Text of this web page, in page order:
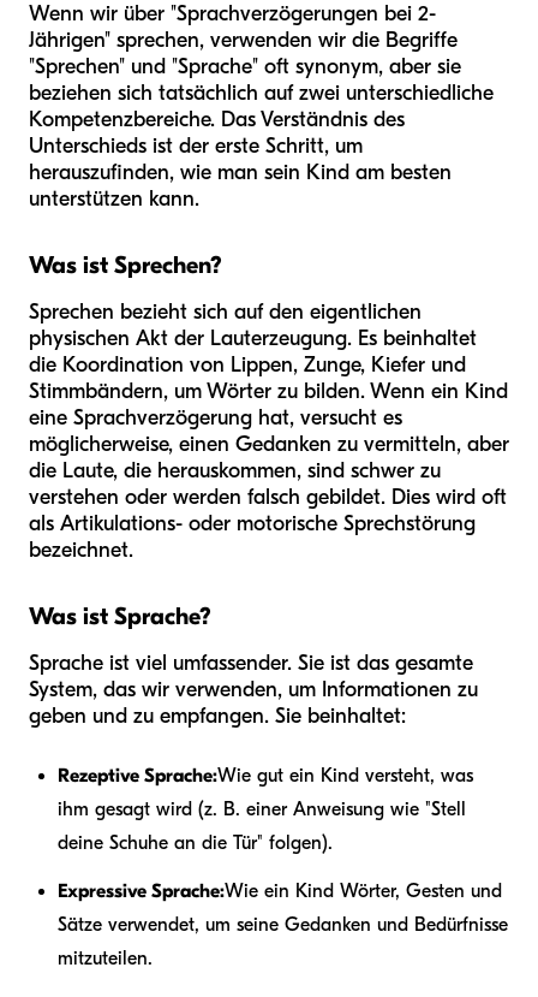
Wenn wir über "Sprachverzögerungen bei 2-
Jährigen" sprechen, verwenden wir die Begriffe
"Sprechen" und "Sprache" oft synonym, aber sie
beziehen sich tatsächlich auf zwei unterschiedliche
Kompetenzbereiche. Das Verständnis des
Unterschieds ist der erste Schritt, um
herauszufinden, wie man sein Kind am besten
unterstützen kann.
Was ist Sprechen?
Sprechen bezieht sich auf den eigentlichen
physischen Akt der Lauterzeugung. Es beinhaltet
die Koordination von Lippen, Zunge, Kiefer und
Stimmbändern, um Wörter zu bilden. Wenn ein Kind
eine Sprachverzögerung hat, versucht es
möglicherweise, einen Gedanken zu vermitteln, aber
die Laute, die herauskommen, sind schwer zu
verstehen oder werden falsch gebildet. Dies wird oft
als Artikulations- oder motorische Sprechstörung
bezeichnet.
Was ist Sprache?
Sprache ist viel umfassender. Sie ist das gesamte
System, das wir verwenden, um Informationen zu
geben und zu empfangen. Sie beinhaltet:
Rezeptive Sprache:Wie gut ein Kind versteht, was
ihm gesagt wird (z. B. einer Anweisung wie "Stell
deine Schuhe an die Tür" folgen).
Expressive Sprache:Wie ein Kind Wörter, Gesten und
Sätze verwendet, um seine Gedanken und Bedürfnisse
mitzuteilen.